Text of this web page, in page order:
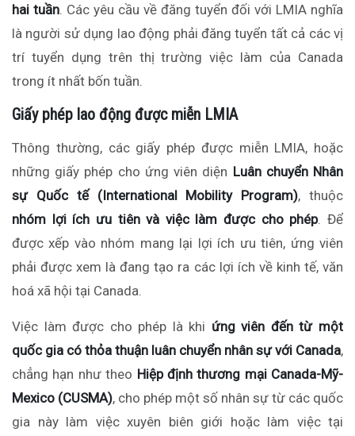
hai tuần. Các yêu cầu về đăng tuyển đối với LMIA nghĩa
là người sử dụng lao động phải đăng tuyển tất cả các vị
trí tuyển dụng trên thị trường việc làm của Canada
trong ít nhất bốn tuần.
Giấy phép lao động được miễn LMIA
Thông thường, các giấy phép được miễn LMIA, hoặc
những giấy phép cho ứng viên diện Luân chuyển Nhân
sự Quốc tế (International Mobility Program), thuộc
nhóm lợi ích ưu tiên và việc làm được cho phép. Để
được xếp vào nhóm mang lại lợi ích ưu tiên, ứng viên
phải được xem là đang tạo ra các lợi ích về kinh tế, văn
hoá xã hội tại Canada.
Việc làm được cho phép là khi ứng viên đến từ một
quốc gia có thỏa thuận luân chuyển nhân sự với Canada,
chẳng hạn như theo Hiệp định thương mại Canada-Mỹ-
Mexico (CUSMA), cho phép một số nhân sự từ các quốc
gia này làm việc xuyên biên giới hoặc làm việc tại